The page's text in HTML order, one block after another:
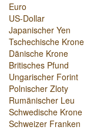
Euro
US-Dollar
Japanischer Yen
Tschechische Krone
Dänische Krone
Britisches Pfund
Ungarischer Forint
Polnischer Zloty
Rumänischer Leu
Schwedische Krone
Schweizer Franken